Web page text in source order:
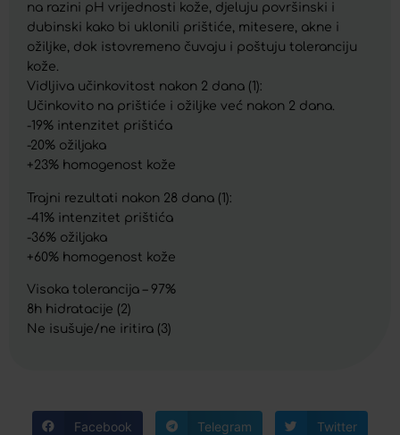
na razini pH vrijednosti kože, djeluju površinski i
dubinski kako bi uklonili prištiće, mitesere, akne i
ožiljke, dok istovremeno čuvaju i poštuju toleranciju
kože.
Vidljiva učinkovitost nakon 2 dana (1):
Učinkovito na prištiće i ožiljke već nakon 2 dana.
-19% intenzitet prištića
-20% ožiljaka
+23% homogenost kože
Trajni rezultati nakon 28 dana (1):
-41% intenzitet prištića
-36% ožiljaka
+60% homogenost kože
Visoka tolerancija – 97%
8h hidratacije (2)
Ne isušuje/ne iritira (3)
Facebook Telegram Twitter